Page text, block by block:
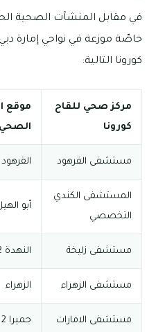
في مقابل المنشآت الصحية
خاصّة موزعة في نواحي إمارة
كورونا التالية:
مركز صحي للقاح
كورونا
موقع
الصحي
مستشفى القرهود القرهود
المستشفى الكندي
التخصصي
أبو
مستشفى زليخة النهدة 2
مستشفى الزهراء الزهراء
مستشفى الامارات جميرا 2